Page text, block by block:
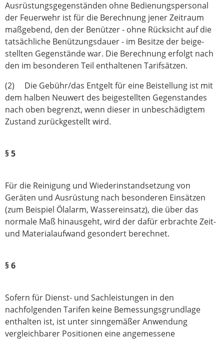
Ausrüstungsgegenständen ohne Bedienungs­personal
der Feuerwehr ist für die Berechnung jener Zeitraum
maßgebend, den der Benützer - ohne Rücksicht auf die
tatsächliche Benützungsdauer - im Besitze der bei­ge­
stellten Gegenstände war. Die Berechnung erfolgt nach
den im besonderen Teil enthaltenen Tarifsätzen.
(2) Die Gebühr/das Entgelt für eine Beistellung ist mit
dem halben Neuwert des beige­stellten Gegenstandes
nach oben begrenzt, wenn dieser in unbeschädigtem
Zustand zurückgestellt wird.
§ 5
Für die Reinigung und Wiederinstandsetzung von
Geräten und Ausrüstung nach besonderen Einsätzen
(zum Beispiel Ölalarm, Wassereinsatz), die über das
normale Maß hinausgeht, wird der dafür erbrachte Zeit-
und Materialaufwand gesondert berechnet.
§ 6
Sofern für Dienst- und Sachleistungen in den
nachfolgenden Tarifen keine Be­messungs­­­grundlage
enthalten ist, ist unter sinngemäßer Anwendung
vergleichbarer Positionen eine angemessene